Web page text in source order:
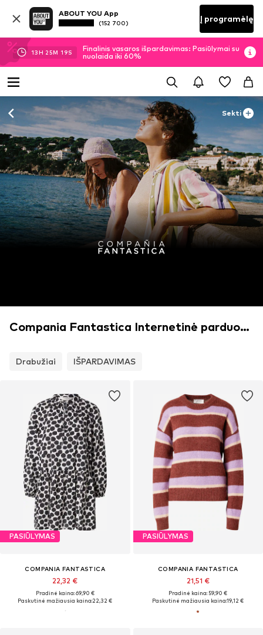
ABOUT YOU App
(152 700) Į programėlę
13H 25M 18S
Finalinis vasaros išpardavimas: Pasiūlymai su
nuolaida iki 60%
Sekti
Compania Fantastica Internetinė parduotuvė
Drabužiai IŠPARDAVIMAS
PASIŪLYMAS
COMPANIA FANTASTICA
22,32 €
Pradinė kaina: 69,90 €
Paskutinė mažiausia kaina:22,32 €
PASIŪLYMAS
COMPANIA FANTASTICA
21,51 €
Pradinė kaina: 59,90 €
Paskutinė mažiausia kaina:19,12 €